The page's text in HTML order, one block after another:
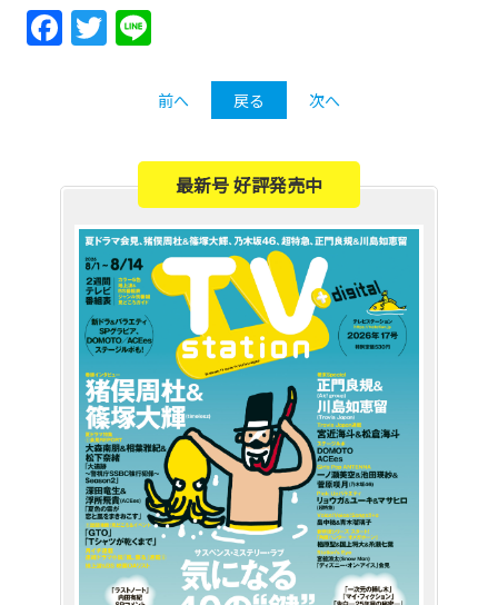
Facebook
Twitter
前へ 戻る 次へ
最新号 好評発売中